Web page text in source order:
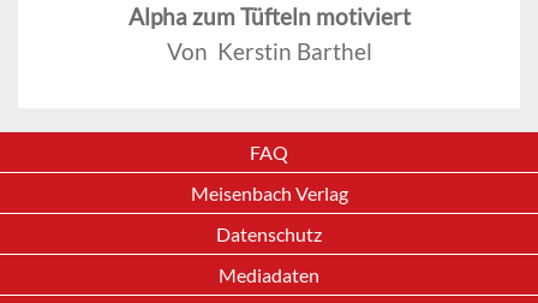
Alpha zum Tüfteln motiviert
Von Kerstin Barthel
FAQ
Meisenbach Verlag
Datenschutz
Mediadaten